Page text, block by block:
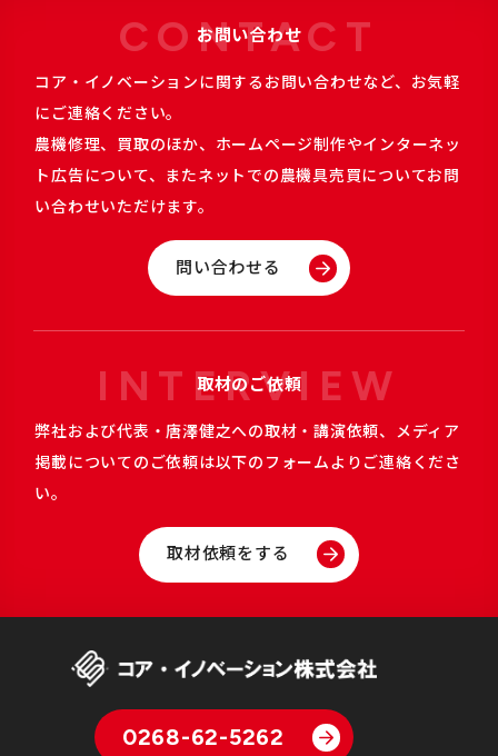
CONTACT
お問い合わせ
コア・イノベーションに関するお問い合わせなど、お気軽
にご連絡ください。
農機修理、買取のほか、ホームページ制作やインターネッ
ト広告について、またネットでの農機具売買についてお問
い合わせいただけます。
問い合わせる
INTERVIEW
取材のご依頼
弊社および代表・唐澤健之への取材・講演依頼、メディア
掲載についてのご依頼は以下のフォームよりご連絡くださ
い。
取材依頼をする
0268-62-5262